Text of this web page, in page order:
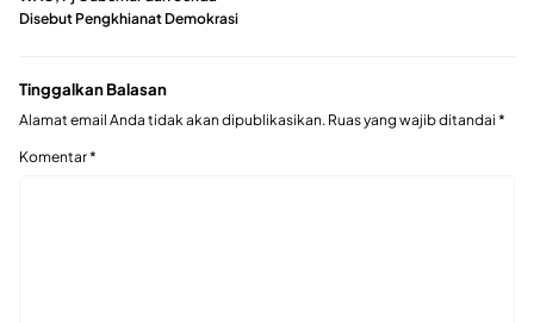
Disebut Pengkhianat Demokrasi
Tinggalkan Balasan
Alamat email Anda tidak akan dipublikasikan. Ruas yang wajib ditandai *
Komentar*